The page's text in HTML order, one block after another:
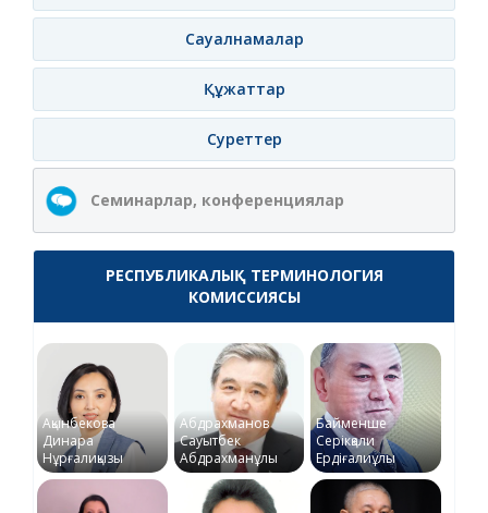
Сауалнамалар
Құжаттар
Суреттер
Семинарлар, конференциялар
РЕСПУБЛИКАЛЫҚ ТЕРМИНОЛОГИЯ
КОМИССИЯСЫ
Ақынбекова
Динара
Нұрғалиқызы
Абдрахманов
Сауытбек
Абдрахманұлы
Байменше
Серікқали
Ердіғалиұлы